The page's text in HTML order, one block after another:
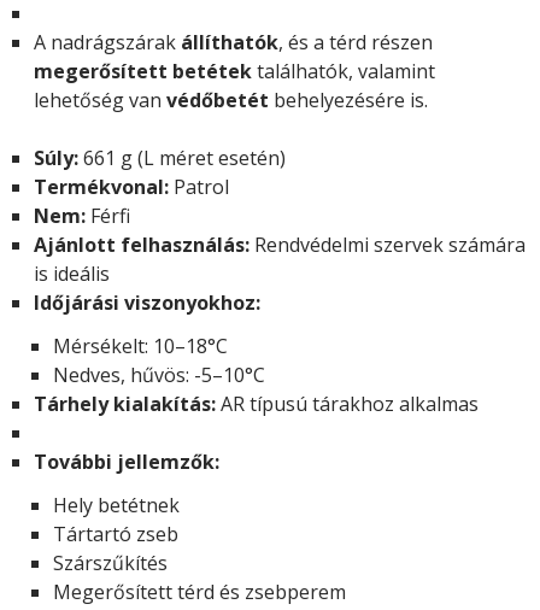
A nadrágszárak állíthatók, és a térd részen
megerősített betétektalálhatók, valamint
lehetőség van védőbetét behelyezésére is.
Súly:661 g (L méret esetén)
Termékvonal: Patrol
Nem: Férfi
Ajánlott felhasználás: Rendvédelmi szervek számára
is ideális
Időjárási viszonyokhoz:
Mérsékelt: 10–18°C
Nedves, hűvös: -5–10°C
Tárhely kialakítás:AR típusú tárakhoz alkalmas
További jellemzők:
Hely betétnek
Tártartó zseb
Szárszűkítés
Megerősített térd és zsebperem